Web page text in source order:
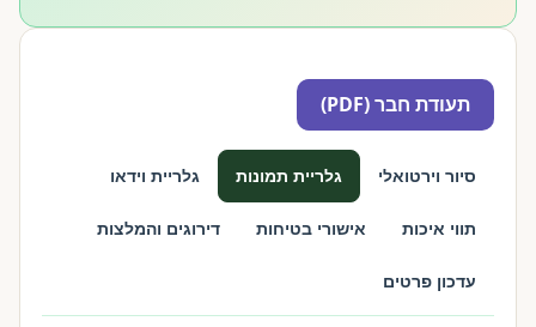
תעודת חבר (PDF)
סיור וירטואלי גלריית תמונות גלריית וידאו
תווי איכות אישורי בטיחות דירוגים והמלצות
עדכון פרטים